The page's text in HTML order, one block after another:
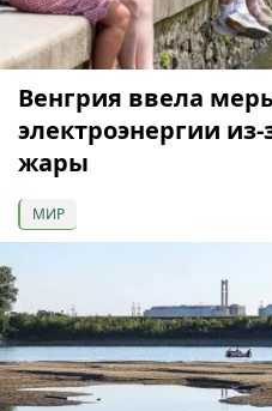
Венгрия ввела
электроэнергии
жары
МИР